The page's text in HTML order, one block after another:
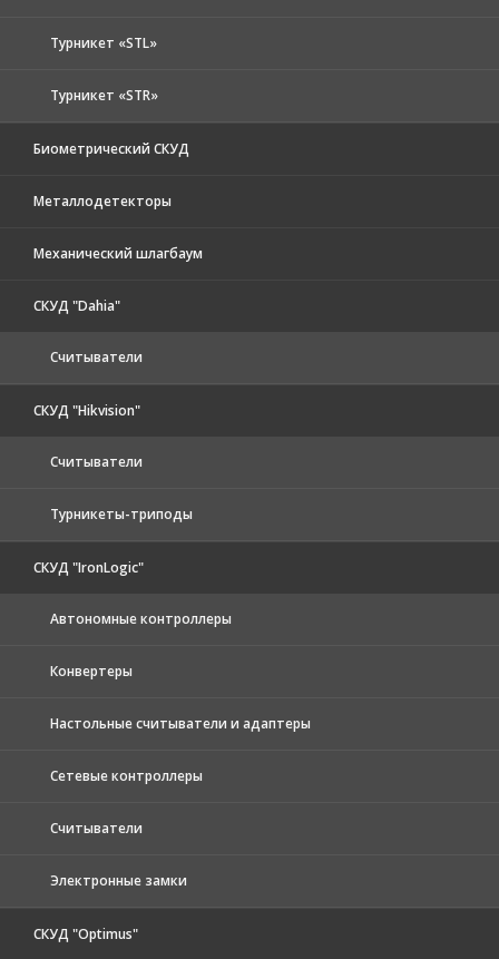
Турникет «STL»
Турникет «STR»
Биометрический СКУД
Металлодетекторы
Механический шлагбаум
СКУД "Dahia"
Считыватели
СКУД "Hikvision"
Считыватели
Турникеты-триподы
СКУД "IronLogic"
Автономные контроллеры
Конвертеры
Настольные считыватели и адаптеры
Сетевые контроллеры
Считыватели
Электронные замки
СКУД "Optimus"